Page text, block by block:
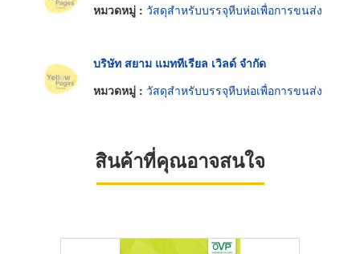
หมวดหมู่ : วัสดุสำหรับบรรจุหีบห่อเพื่อการขนส่ง
บริษัท สยาม แมททีเรียล เวิลด์ จำกัด
หมวดหมู่ : วัสดุสำหรับบรรจุหีบห่อเพื่อการขนส่ง
สินค้าที่คุณอาจสนใจ